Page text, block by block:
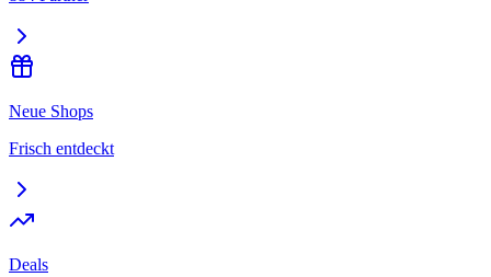
Neue Shops
Frisch entdeckt
Deals